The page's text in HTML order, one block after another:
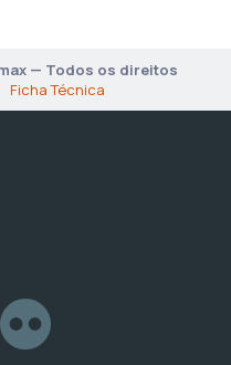
— Todos os direitos
Ficha Técnica